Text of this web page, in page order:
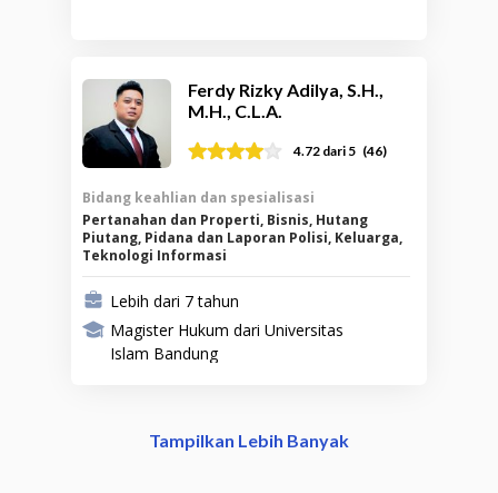
Ferdy Rizky Adilya, S.H.,
M.H., C.L.A.
4.72 dari 5 (46)
Bidang keahlian dan spesialisasi
Pertanahan dan Properti, Bisnis, Hutang
Piutang, Pidana dan Laporan Polisi, Keluarga,
Teknologi Informasi
Lebih dari 7 tahun
Magister Hukum dari Universitas
Islam Bandung
Tampilkan Lebih Banyak